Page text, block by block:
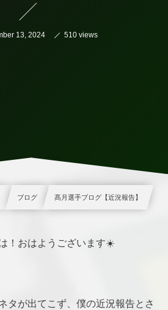
13, 2024 510 views
ブログ 髙月選手ブログ【近況報告】
！おはようございます☀️
タが出てこず、僕の近況報告とさ